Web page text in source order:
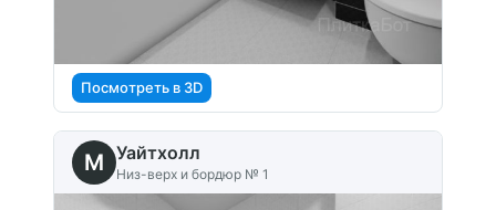
Посмотреть в 3D
M Уайтхолл
Низ-верх и бордюр № 1